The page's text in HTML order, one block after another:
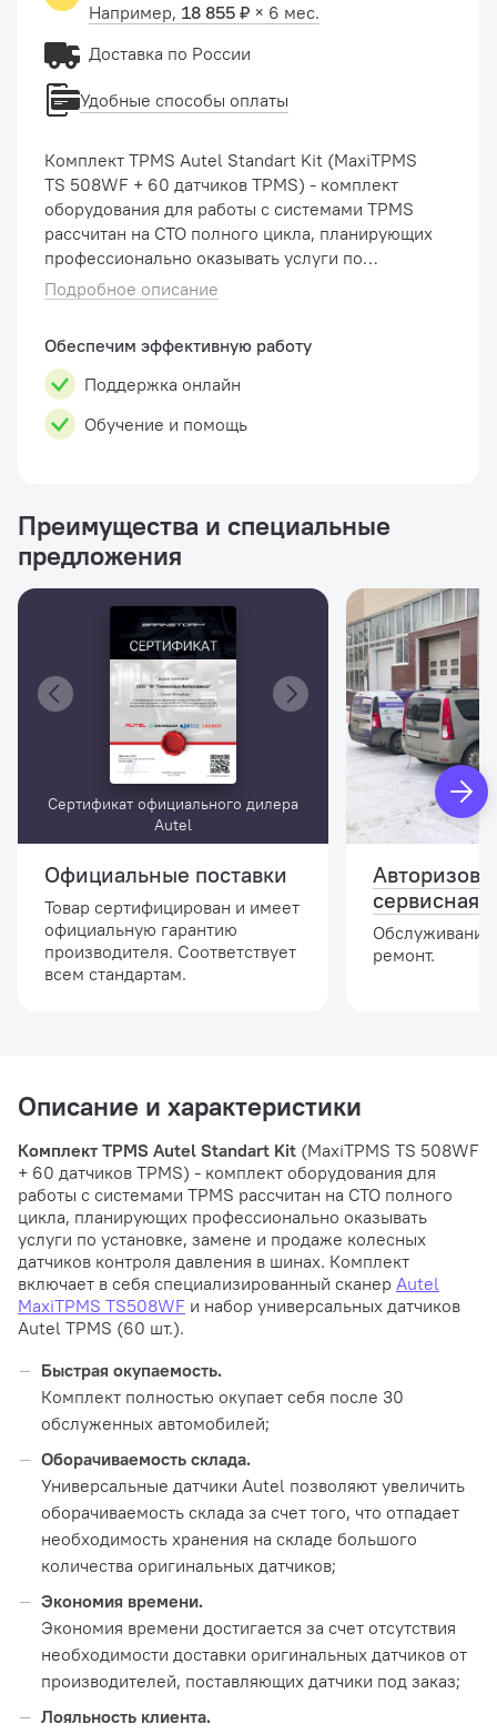
Комплект TPMS Autel Standart Kit (MaxiTPMS
TS 508WF + 60 датчиков TPMS) - комплект
оборудования для работы с системами TPMS
рассчитан на СТО полного цикла, планирующих
профессионально оказывать услуги по
установке, замене и продаже колесных
датчиков контроля давления в шинах.
Подробное описание
Обеспечим эффективную работу
Поддержка онлайн
Обучение и помощь
Например, 18 855 ₽ × 6 мес.
Доставка по России
Удобные способы оплаты
Преимущества и специальные
предложения
Сертификат официального дилера
Autel
Официальные поставки
Товар сертифицирован и имеет
официальную гарантию
производителя. Соответствует
всем стандартам.
сервисная
ремонт.
Описание и характеристики
Комплект TPMS Autel Standart Kit (MaxiTPMS TS 508WF
+ 60 датчиков TPMS) - комплект оборудования для
работы с системами TPMS рассчитан на СТО полного
цикла, планирующих профессионально оказывать
услуги по установке, замене и продаже колесных
датчиков контроля давления в шинах. Комплект
включает в себя специализированный сканер Autel
MaxiTPMS TS508WF и набор универсальных датчиков
Autel TPMS (60 шт.).
Быстрая окупаемость.
Комплект полностью окупает себя после 30
обслуженных автомобилей;
Оборачиваемость склада.
Универсальные датчики Autel позволяют увеличить
оборачиваемость склада за счет того, что отпадает
необходимость хранения на складе большого
количества оригинальных датчиков;
Экономия времени.
Экономия времени достигается за счет отсутствия
необходимости доставки оригинальных датчиков от
производителей, поставляющих датчики под заказ;
Лояльность клиента.